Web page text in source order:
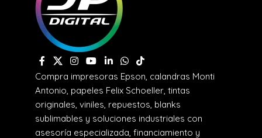
Compra impresoras Epson, calandras Monti
Antonio, papeles Felix Schoeller, tintas
originales, viniles, repuestos, blanks
sublimables y soluciones industriales con
asesoría especializada, financiamiento y